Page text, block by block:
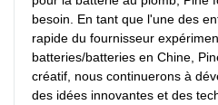
besoin. En tant que l'une des
rapide du fournisseur
batteries/batteries en Chine,
créatif, nous continuerons à
des idées innovantes et des